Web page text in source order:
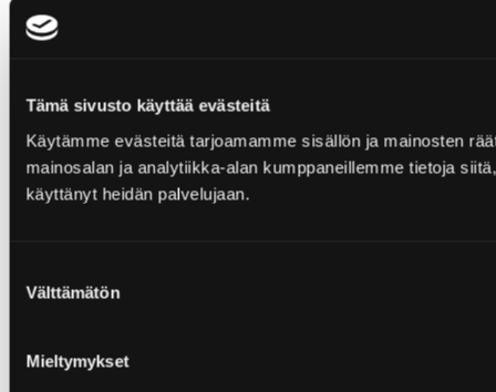
Tämä sivusto käyttää evästeitä
Käytämme evästeitä tarjoamamme sisällön ja mainosten
mainosalan ja analytiikka-alan kumppaneillemme tietoja
käyttänyt heidän palvelujaan.
valinta
Välttämätön
Mieltymykset